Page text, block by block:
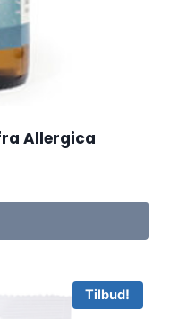
Allergica
Tilbud!